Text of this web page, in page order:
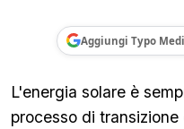
Aggiungi Typo
L'energia solare è
processo di